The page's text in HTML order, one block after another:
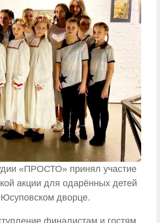
«ПРОСТО» принял участие
акции для одарённых детей
дворце.
финалистам и гостям